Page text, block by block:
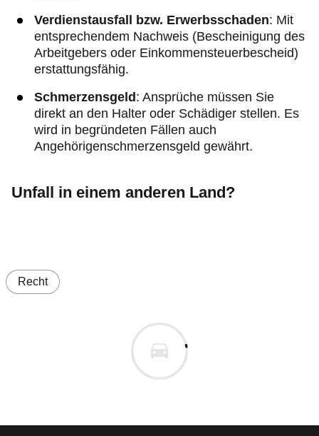
Verdienstausfall bzw. Erwerbsschaden: Mit
entsprechendem Nachweis (Bescheinigung des
Arbeitgebers oder Einkommensteuerbescheid)
erstattungsfähig.
Schmerzensgeld : Ansprüche müssen Sie
direkt an den Halter oder Schädiger stellen. Es
wird in begründeten Fällen auch
Angehörigenschmerzensgeld gewährt.
Unfall in einem anderen Land?
Recht